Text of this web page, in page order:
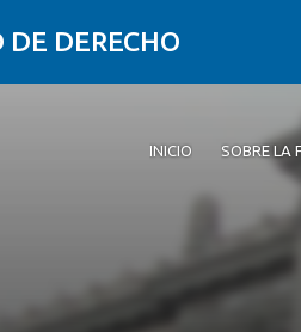
DE DERECHO
INICIO SOBRE LA